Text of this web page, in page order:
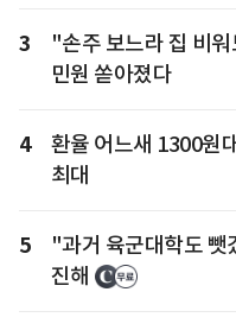
3
"손주 보느라 집 비
민원 쏟아졌다
4
환율 어느새 1300원
최대
5
"과거 육군대학도 뺏
진해